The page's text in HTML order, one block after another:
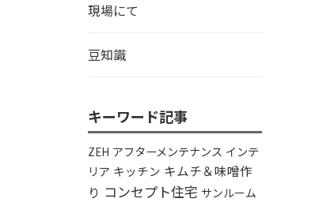
現場にて
豆知識
キーワード記事
ZEH アフターメンテナンス インテ
リア キッチン キムチ＆味噌作
り コンセプト住宅 サンルーム